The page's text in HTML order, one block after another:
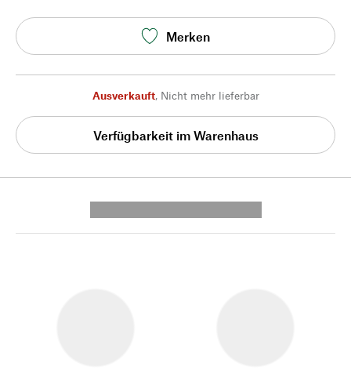
Merken
Ausverkauft, Nicht mehr lieferbar
Verfügbarkeit im Warenhaus